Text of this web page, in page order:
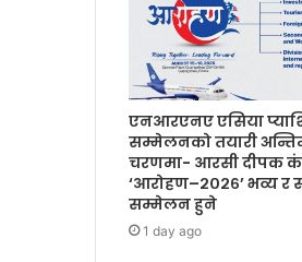
एनआरएनए एसिया
सम्मेलनको तयारी
चरणमा- आरसी दीपक
‘आरोहण–२०२६’ भव्य र
सम्मेलन हुने
1 day ago